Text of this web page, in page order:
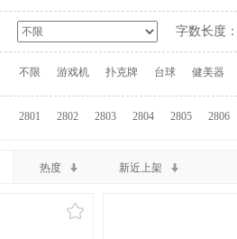
字数长度：
不限 游戏机 扑克牌 台球 健美器
2801 2802 2803 2804 2805 2806
热度 新近上架